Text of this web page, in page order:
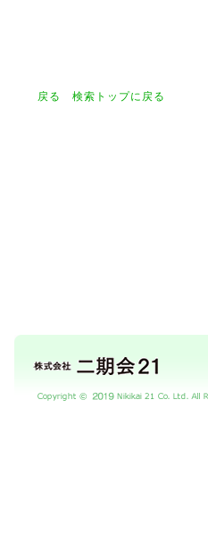
戻る 検索トップに戻る